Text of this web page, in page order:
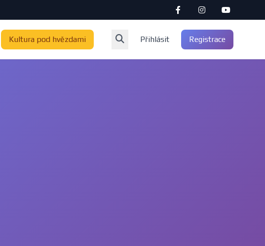
Kultura pod hvězdami Přihlásit Registrace